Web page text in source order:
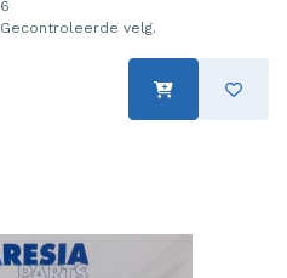
6
Gecontroleerde velg.